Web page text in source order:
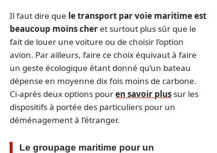
Il faut dire que le transport par voie maritime est
beaucoup moins cher et surtout plus sûr que le
fait de louer une voiture ou de choisir l’option
avion. Par ailleurs, faire ce choix équivaut à faire
un geste écologique étant donné qu’un bateau
dépense en moyenne dix fois moins de carbone.
Ci-après deux options pouren savoir plus sur les
dispositifs à portée des particuliers pour un
déménagement à l’étranger.
Le groupage maritime pour un